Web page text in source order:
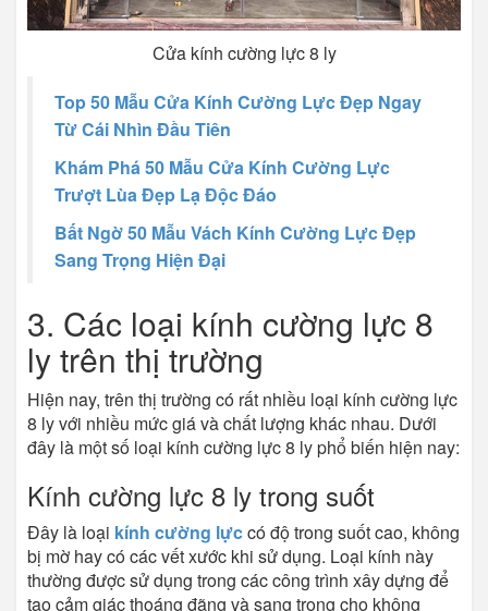
Cửa kính cường lực 8 ly
Top 50 Mẫu Cửa Kính Cường Lực Đẹp Ngay
Từ Cái Nhìn Đầu Tiên
Khám Phá 50 Mẫu Cửa Kính Cường Lực
Trượt Lùa Đẹp Lạ Độc Đáo
Bất Ngờ 50 Mẫu Vách Kính Cường Lực Đẹp
Sang Trọng Hiện Đại
3. Các loại kính cường lực 8
ly trên thị trường
Hiện nay, trên thị trường có rất nhiều loại kính cường lực
8 ly với nhiều mức giá và chất lượng khác nhau. Dưới
đây là một số loại kính cường lực 8 ly phổ biến hiện nay:
Kính cường lực 8 ly trong suốt
Đây là loại kính cường lựccó độ trong suốt cao, không
bị mờ hay có các vết xước khi sử dụng. Loại kính này
thường được sử dụng trong các công trình xây dựng để
tạo cảm giác thoáng đãng và sang trọng cho không